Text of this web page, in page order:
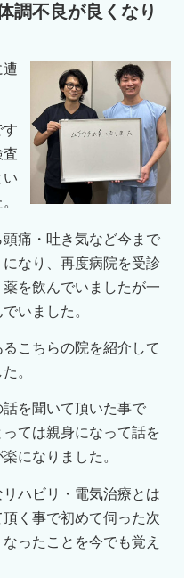
調不良が良くなり
遭
す
査
い
痛・吐き気など今まで
なり、再度病院を受診
を飲んでいましたが一
いました。
こちらの院を紹介して
。
を聞いて頂いた事で
ては親身になって話を
になりました。
ハビリ・電気治療とは
く事で初めて伺った次
ったことを今でも覚え